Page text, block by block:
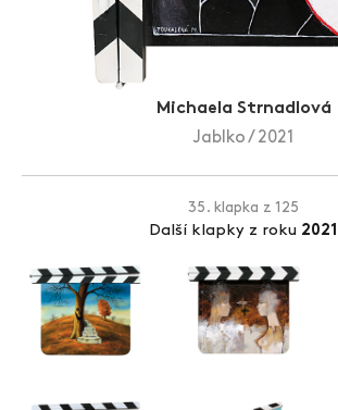
Michaela Strnadlová
Jablko / 2021
35. klapka z 125
Další klapky z roku 2021